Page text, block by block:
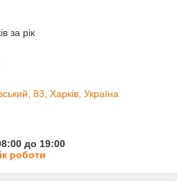
за рік
83, Харків, Україна
до 19:00
роботи